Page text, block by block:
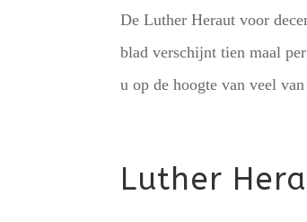
De Luther Heraut voor
blad verschijnt tien maal
u op de hoogte van veel
Luther